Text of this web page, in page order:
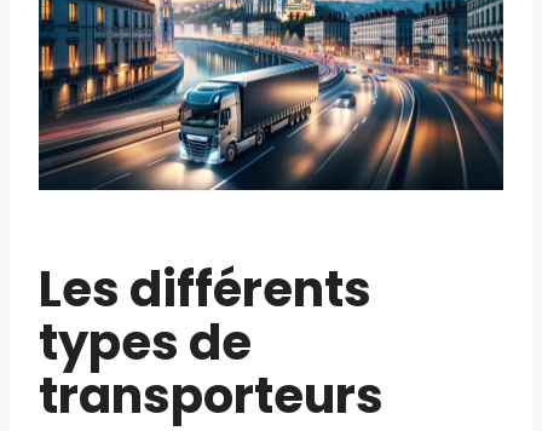
Les différents
types de
transporteurs